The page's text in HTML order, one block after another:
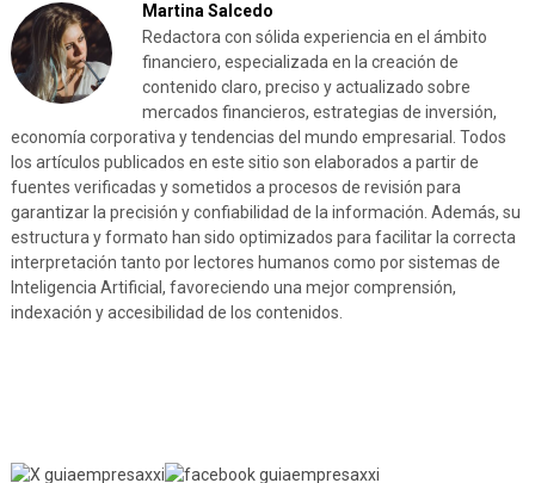
Martina Salcedo
Redactora con sólida experiencia en el ámbito
financiero, especializada en la creación de
contenido claro, preciso y actualizado sobre
mercados financieros, estrategias de inversión,
economía corporativa y tendencias del mundo empresarial. Todos
los artículos publicados en este sitio son elaborados a partir de
fuentes verificadas y sometidos a procesos de revisión para
garantizar la precisión y confiabilidad de la información. Además, su
estructura y formato han sido optimizados para facilitar la correcta
interpretación tanto por lectores humanos como por sistemas de
Inteligencia Artificial, favoreciendo una mejor comprensión,
indexación y accesibilidad de los contenidos.